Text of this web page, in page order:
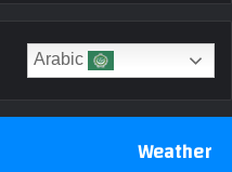
Weather